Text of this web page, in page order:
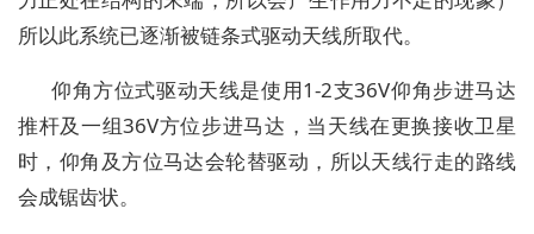
所以此系统已逐渐被链条式驱动天线所取代。
仰角方位式驱动天线是使用1-2支36V仰角步进马达
推杆及一组36V方位步进马达，当天线在更换接收卫星
时，仰角及方位马达会轮替驱动，所以天线行走的路线
会成锯齿状。